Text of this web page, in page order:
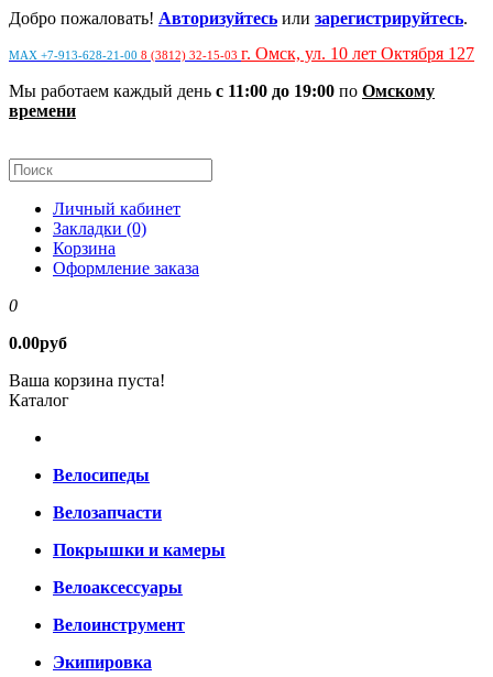
Добро пожаловать! Авторизуйтесь или зарегистрируйтесь.
MAX +7-913-628-21-00 8 (3812) 32-15-03 г. Омск, ул. 10 лет Октября 127
Мы работаем каждый день с 11:00 до 19:00 по Омскому
времени
Личный кабинет
Закладки (0)
Корзина
Оформление заказа
0
0.00руб
Ваша корзина пуста!
Каталог
Велосипеды
Велозапчасти
Покрышки и камеры
Велоаксессуары
Велоинструмент
Экипировка